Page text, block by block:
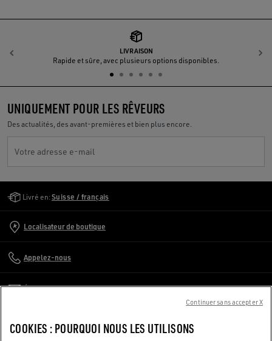
LIVRAISON
Rapide et sûre, avec plusieurs options disponibles.
Précédent
UNIQUEMENT POUR LES RÊVEURS
Des actualités, des avant-premières et bien plus encore.
Votre adresse e-mail
Livré en: Suisse / français
Localisateur de boutique
Appelez-nous
Écrivez-nous un e-mail
COOKIES : POURQUOI NOUS LES UTILISONS
Continuer sans accepter X